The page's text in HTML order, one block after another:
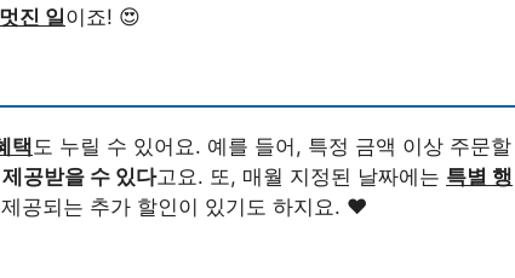
진 일이죠! 😍
택 도 누릴 수 있어요. 예를 들어, 특정 금액 이상 주문할
공받을 수 있다고요. 또, 매월 지정된 날짜에는 특별 행
공되는 추가 할인이 있기도 하지요. ❤️